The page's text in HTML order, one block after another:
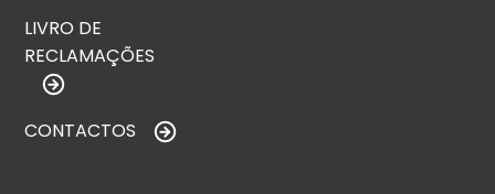
LIVRO DE
RECLAMAÇÕES
CONTACTOS